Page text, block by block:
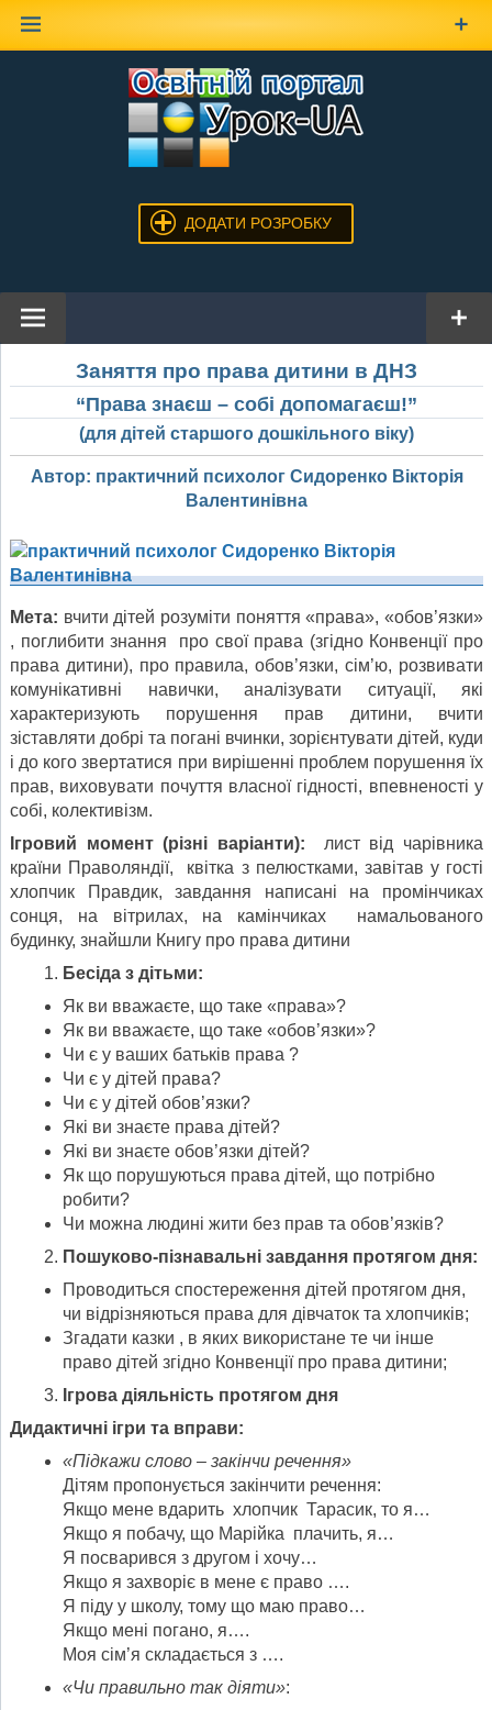
ДОДАТИ РОЗРОБКУ
Заняття про права дитини в ДНЗ
“Права знаєш – собі допомагаєш!”
(для дітей старшого дошкільного віку)
Автор: практичний психолог Сидоренко Вікторія
Валентинівна
Мета: вчити дітей розуміти поняття «права», «обов’язки»
, поглибити знання про свої права (згідно Конвенції про
права дитини), про правила, обов’язки, сім’ю, розвивати
комунікативні навички, аналізувати ситуації, які
характеризують порушення прав дитини, вчити
зіставляти добрі та погані вчинки, зорієнтувати дітей, куди
і до кого звертатися при вирішенні проблем порушення їх
прав, виховувати почуття власної гідності, впевненості у
собі, колективізм.
Ігровий момент (різні варіанти): лист від чарівника
країни Праволяндії, квітка з пелюстками, завітав у гості
хлопчик Правдик, завдання написані на промінчиках
сонця, на вітрилах, на камінчиках намальованого
будинку, знайшли Книгу про права дитини
Бесіда з дітьми:
Як ви вважаєте, що таке «права»?
Як ви вважаєте, що таке «обов’язки»?
Чи є у ваших батьків права ?
Чи є у дітей права?
Чи є у дітей обов’язки?
Які ви знаєте права дітей?
Які ви знаєте обов’язки дітей?
Як що порушуються права дітей, що потрібно
робити?
Чи можна людині жити без прав та обов’язків?
Пошуково-пізнавальні завдання протягом дня:
Проводиться спостереження дітей протягом дня,
чи відрізняються права для дівчаток та хлопчиків;
Згадати казки , в яких використане те чи інше
право дітей згідно Конвенції про права дитини;
Ігрова діяльність протягом дня
Дидактичні ігри та вправи:
«Підкажи слово – закінчи речення»
Дітям пропонується закінчити речення:
Якщо мене вдарить хлопчик Тарасик, то я…
Якщо я побачу, що Марійка плачить, я…
Я посварився з другом і хочу…
Якщо я захворіє в мене є право ….
Я піду у школу, тому що маю право…
Якщо мені погано, я….
Моя сім’я складається з ….
«Чи правильно так діяти»: